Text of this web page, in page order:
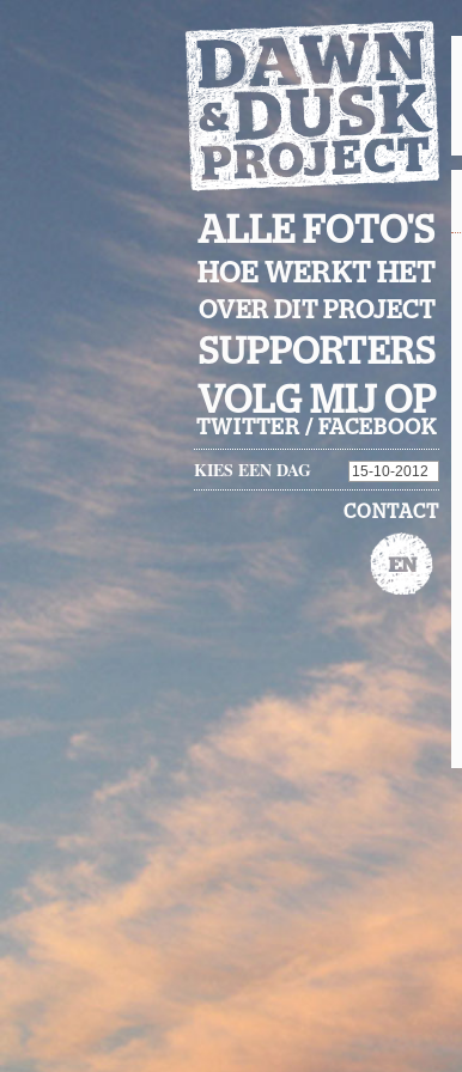
ALLE FOTO'S
HOE WERKT HET
OVER DIT PROJECT
SUPPORTERS
VOLG MIJ OP
TWITTER / FACEBOOK
KIES EEN DAG
CONTACT